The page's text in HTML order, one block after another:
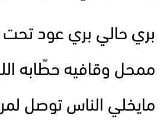
بري حالي بري عود
ممحل وقافيه حطّابه
مايخلي الناس توصل